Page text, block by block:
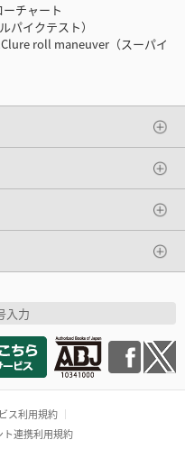
チャート
イクテスト）
roll maneuver（スーパイ
入力
ス利用規約
ト連携利用規約